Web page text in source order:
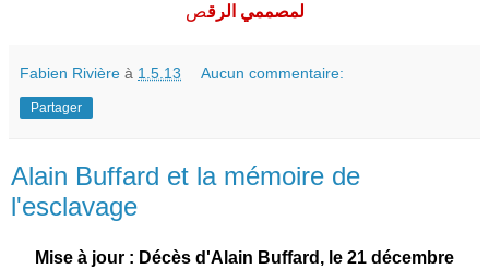
لمصممي الرقص
Fabien Rivière à 1.5.13 Aucun commentaire:
Partager
Alain Buffard et la mémoire de
l'esclavage
Mise à jour : Décès d'Alain Buffard, le 21 décembre